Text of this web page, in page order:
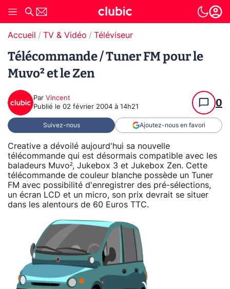
Accueil TV & Vidéo Téléviseur
Télécommande / Tuner FM pour le
Muvo² et le Zen
Par Vincent
Publié le 02 février 2004 à 14h21 0
Suivez-nous Ajoutez-nous en favori
Creative a dévoilé aujourd'hui sa nouvelle
télécommande qui est désormais compatible avec les
baladeurs Muvo², Jukebox 3 et Jukebox Zen. Cette
télécommande de couleur blanche possède un Tuner
FM avec possibilité d'enregistrer des pré-sélections,
un écran LCD et un micro, son prix devrait se situer
dans les alentours de 60 Euros TTC.